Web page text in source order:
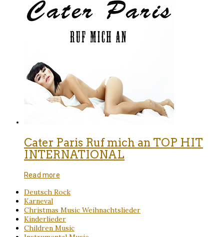
Cater Paris Ruf mich an TOP HIT
INTERNATIONAL
Read more
Deutsch Rock
Karneval
Christmas Music Weihnachtslieder
Kinderlieder
Children Music